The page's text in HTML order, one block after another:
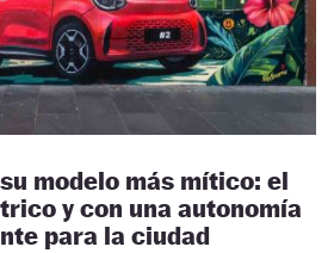
modelo más mítico: el
y con una autonomía
para la ciudad